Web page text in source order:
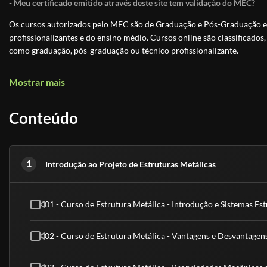
- Meu certificado emitido através deste site tem validação do MEC?
Os cursos autorizados pelo MEC são de Graduação e Pós-
profissionalizantes e do ensino médio. Cursos online são
como graduação, pós-graduação ou técnico profissionalizante.
uma modalidade de educação não-formal com duração variável, a
Educação é um direito de todos e é um incentivo a sociedade
técnico, graduação ou pós-graduação.
- Meu certificado é aceito pelo CREA, CRC e CRM?
superior.
(Fontes: Secretaria de Educação de São Paulo e ABED)
Mostrar mais
Conteúdo
1 Introdução ao Projeto de Estruturas Metálicas
01 - Curso de Estrutura Metálica - Introdução e Sistemas
02 - Curso de Estrutura Metálica - Vantagens e